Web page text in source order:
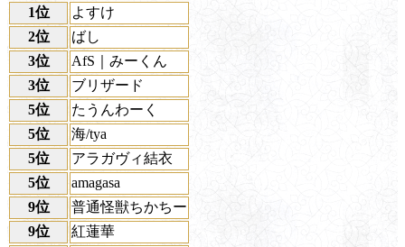
1位
よすけ
2位
ばし
3位
AfS｜みーくん
3位
ブリザード
5位
たうんわーく
5位
海/tya
5位
アラガヴィ結衣
5位
amagasa
9位
普通怪獣ちかちー
9位
紅蓮華